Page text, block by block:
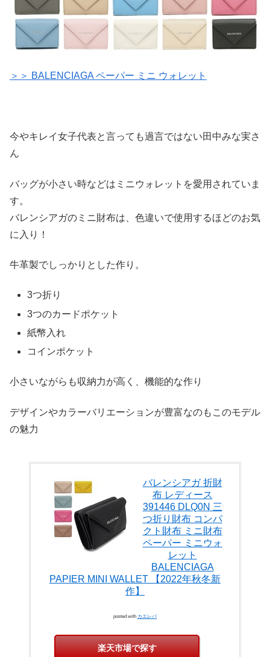
＞＞ BALENCIAGA ペーパー ミニ ウォレット
今やキレイ女子代表と言っても過言ではない田中みな実さ
ん
バッグが小さい時などはミニウォレットを愛用されていま
す。
バレンシアガのミニ財布は、色違いで使用するほどのお気
に入り！
牛革製でしっかりとした作り。
3つ折り
3つのカードポケット
紙幣入れ
コインポケット
小さいながらも収納力が高く、機能的な作り
デザインやカラーバリエーションが豊富なのもこのモデル
の魅力
バレンシアガ 折財
布 レディース
391446 DLQ0N 三
つ折り財布 コンパ
クト財布 ミニ財布
ペーパー ミニウォ
レット
BALENCIAGA
PAPIER MINI WALLET 【2022年秋冬新
作】
posted with カエレバ
楽天市場で探す